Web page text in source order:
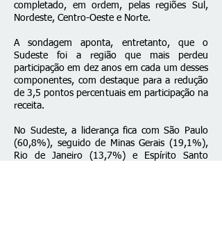
completado, em ordem, pelas regiões Sul,
Nordeste, Centro-Oeste e Norte.
A sondagem aponta, entretanto, que o
Sudeste foi a região que mais perdeu
participação em dez anos em cada um desses
componentes, com destaque para a redução
de 3,5 pontos percentuais em participação na
receita.
No Sudeste, a liderança fica com São Paulo
(60,8%), seguido de Minas Gerais (19,1%),
Rio de Janeiro (13,7%) e Espírito Santo